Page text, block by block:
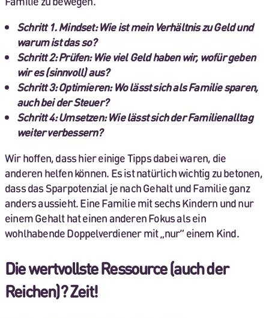
Schritt 1. Mindset: Wie ist mein Verhältnis zu Geld und
warum ist das so?
Schritt 2: Prüfen: Wie viel Geld haben wir, wofür geben
wir es (sinnvoll) aus?
Schritt 3: Optimieren: Wo lässt sich als Familie sparen,
auch bei der Steuer?
Schritt 4: Umsetzen: Wie lässt sich der Familienalltag
weiter verbessern?
Wir hoffen, dass hier einige Tipps dabei waren, die
anderen helfen können. Es ist natürlich wichtig zu betonen,
dass das Sparpotenzial je nach Gehalt und Familie ganz
anders aussieht. Eine Familie mit sechs Kindern und nur
einem Gehalt hat einen anderen Fokus als ein
wohlhabende Doppelverdiener mit „nur“ einem Kind.
Die wertvollste Ressource (auch der
Reichen)? Zeit!